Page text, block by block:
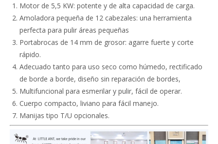
Motor de 5,5 KW: potente y de alta capacidad de carga.
Amoladora pequeña de 12 cabezales: una herramienta
perfecta para pulir áreas pequeñas
Portabrocas de 14 mm de grosor: agarre fuerte y corte
rápido.
Adecuado tanto para uso seco como húmedo, rectificado
de borde a borde, diseño sin reparación de bordes,
Multifuncional para esmerilar y pulir, fácil de operar.
Cuerpo compacto, liviano para fácil manejo.
Manijas tipo T/U opcionales.